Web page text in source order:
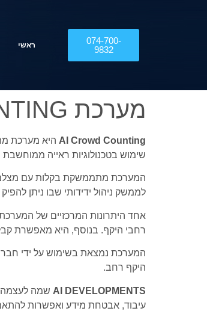
074-700-
9832
ראשי
מערכת CROWD COUNTING
AI Crowd Counting היא מערכת
שימוש בטכנולוגיות ראייה
המערכת מתממשקת בקלות עם
לממשק ניהול ידידותי שבו ניתן
אחד היתרונות המרכזיים של
רחבי היקף. בנוסף, היא מאפשרת
המערכת נמצאת בשימוש על ידי
היקף רחב.
AI DEVELOPMENTS
עיבוד, אבטחת מידע ואפשרות